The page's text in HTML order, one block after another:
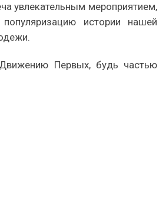
увлекательным мероприятием,
истории нашей
Первых, будь частью